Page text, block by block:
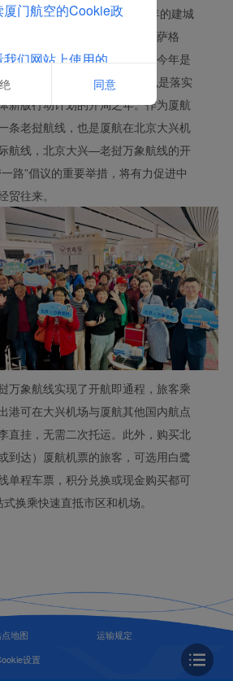
、第一大城市，拥有1400多年的建城
，旅游资源丰富，西孟寺、西萨格
唐人凯旋门等景点闻名全球。今年是
战略合作伙伴关系15周年，也是落实
新版行动计划的开局之年。作为厦航
条老挝航线，也是厦航在北京大兴机
航线，北京大兴—老挝万象航线的开
路”倡议的重要举措，将有力促进中
贸往来。
万象航线实现了开航即通程，旅客乘
港可在大兴机场与厦航其他国内航点
直挂，无需二次托运。此外，购买北
到达）厦航机票的旅客，可选用白鹭
单程车票，积分兑换或现金购买都可
换乘快速直抵市区和机场。
地图
运输规定
设置
厦门航空的Cookie政
我们网站上使用的
的完整列表
同意